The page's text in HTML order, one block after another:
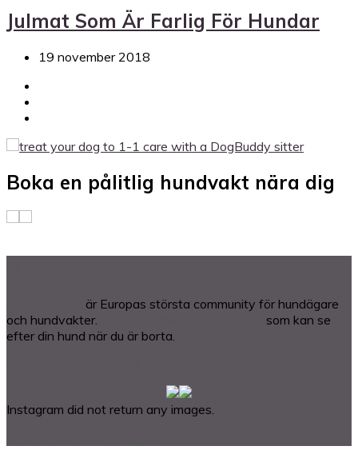
Julmat Som Är Farlig För Hundar
19 november 2018
Boka en pålitlig hundvakt nära dig
är Europas största community för hundägare
och hundvakter.
som kan se
efter din hund när du är borta.
Instagram did not return any images.